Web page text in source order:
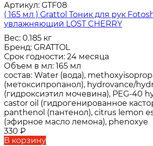
Артикул: GTF08
( 165 мл ) Grattol Тоник для рук
увлажняющий LOST CHERRY
Вес: 0.185 кг
Бренд: GRATTOL
Срок годности: 24 месяца
Объем в мл: 165 мл
состав: Water (вода),
(метоксипропанол), hydrovance/
(гидроксиэтил мочевина), PEG-40
castor oil (гидрогенированное
panthenol (пантенол), citrus lemon
(эфирное масло лемона), phenoxye
330 ₽
В корзину